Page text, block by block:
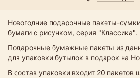
Новогодние подарочные пакеты-
бумаги с рисунком, серия "Классика".
Подарочные бумажные пакеты из
для упаковки бутылок в подарок на
В состав упаковки входит 20 пакетов